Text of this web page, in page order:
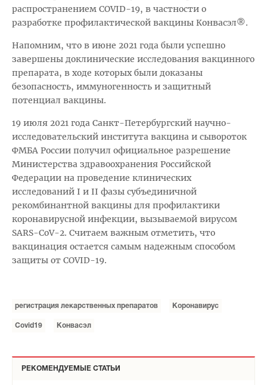
распространением COVID-19, в частности о
разработке профилактической вакцины Конвасэл®.
Напомним, что в июне 2021 года были успешно
завершены доклинические исследования вакцинного
препарата, в ходе которых были доказаны
безопасность, иммуногенность и защитный
потенциал вакцины.
19 июля 2021 года Санкт-Петербургский научно-
исследовательский института вакцина и сывороток
ФМБА России получил официальное разрешение
Министерства здравоохранения Российской
Федерации на проведение клинических
исследований I и II фазы субъединичной
рекомбинантной вакцины для профилактики
коронавирусной инфекции, вызываемой вирусом
SARS-CoV-2. Считаем важным отметить, что
вакцинация остается самым надежным способом
защиты от COVID-19.
регистрация лекарственных препаратов Коронавирус
Covid19 Конвасэл
РЕКОМЕНДУЕМЫЕ СТАТЬИ